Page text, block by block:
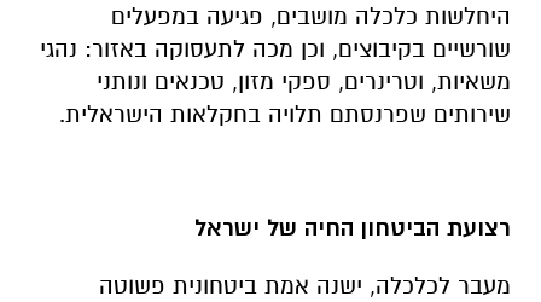
היחלשות כלכלה מושבים, פגיעה במפעלים
שורשיים בקיבוצים, וכן מכה לתעסוקה באזור: נהגי
משאיות, וטרינרים, ספקי מזון, טכנאים ונותני
שירותים שפרנסתם תלויה בחקלאות הישראלית.
רצועת הביטחון החיה של ישראל
מעבר לכלכלה, ישנה אמת ביטחונית פשוטה